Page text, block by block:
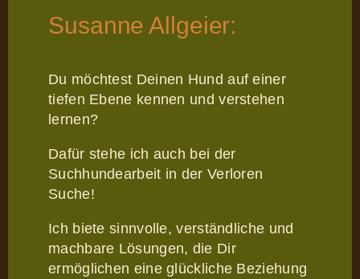
Susanne Allgeier:
Du möchtest Deinen Hund auf einer
tiefen Ebene kennen und verstehen
lernen?
Dafür stehe ich auch bei der
Suchhundearbeit in der Verloren
Suche!
Ich biete sinnvolle, verständliche und
machbare Lösungen, die Dir
ermöglichen eine glückliche Beziehung